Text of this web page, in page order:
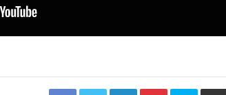
FacebookTwitterLinkedInPinterestSkype